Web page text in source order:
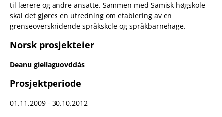
til lærere og andre ansatte. Sammen med Samisk høgskole
skal det gjøres en utredning om etablering av en
grenseoverskridende språkskole og språkbarnehage.
Norsk prosjekteier
Deanu giellaguovddás
Prosjektperiode
01.11.2009 - 30.10.2012